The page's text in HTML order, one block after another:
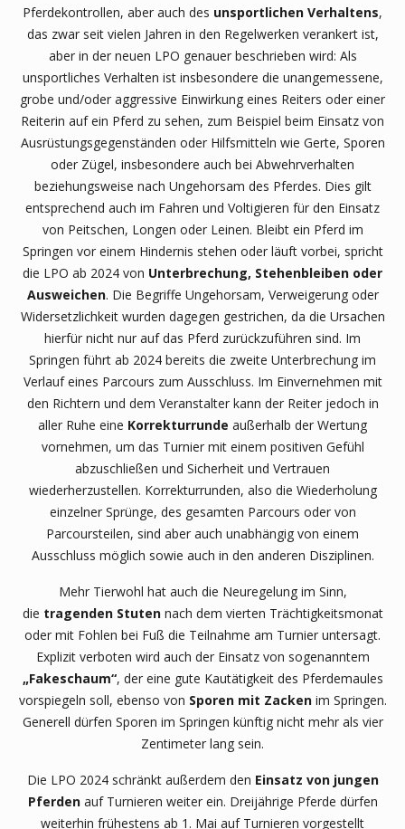
Pferdekontrollen, aber auch des unsportlichen Verhaltens,
das zwar seit vielen Jahren in den Regelwerken verankert ist,
aber in der neuen LPO genauer beschrieben wird: Als
unsportliches Verhalten ist insbesondere die unangemessene,
grobe und/oder aggressive Einwirkung eines Reiters oder einer
Reiterin auf ein Pferd zu sehen, zum Beispiel beim Einsatz von
Ausrüstungsgegenständen oder Hilfsmitteln wie Gerte, Sporen
oder Zügel, insbesondere auch bei Abwehrverhalten
beziehungsweise nach Ungehorsam des Pferdes. Dies gilt
entsprechend auch im Fahren und Voltigieren für den Einsatz
von Peitschen, Longen oder Leinen. Bleibt ein Pferd im
Springen vor einem Hindernis stehen oder läuft vorbei, spricht
die LPO ab 2024 von Unterbrechung, Stehenbleiben oder
Ausweichen. Die Begriffe Ungehorsam, Verweigerung oder
Widersetzlichkeit wurden dagegen gestrichen, da die Ursachen
hierfür nicht nur auf das Pferd zurückzuführen sind. Im
Springen führt ab 2024 bereits die zweite Unterbrechung im
Verlauf eines Parcours zum Ausschluss. Im Einvernehmen mit
den Richtern und dem Veranstalter kann der Reiter jedoch in
aller Ruhe eine Korrekturrunde außerhalb der Wertung
vornehmen, um das Turnier mit einem positiven Gefühl
abzuschließen und Sicherheit und Vertrauen
wiederherzustellen. Korrekturrunden, also die Wiederholung
einzelner Sprünge, des gesamten Parcours oder von
Parcoursteilen, sind aber auch unabhängig von einem
Ausschluss möglich sowie auch in den anderen Disziplinen.
Mehr Tierwohl hat auch die Neuregelung im Sinn,
die tragenden Stutennach dem vierten Trächtigkeitsmonat
oder mit Fohlen bei Fuß die Teilnahme am Turnier untersagt.
Explizit verboten wird auch der Einsatz von sogenanntem
„Fakeschaum“, der eine gute Kautätigkeit des Pferdemaules
vorspiegeln soll, ebenso von Sporen mit Zackenim Springen.
Generell dürfen Sporen im Springen künftig nicht mehr als vier
Zentimeter lang sein.
Die LPO 2024 schränkt außerdem den Einsatz von jungen
Pferdenauf Turnieren weiter ein. Dreijährige Pferde dürfen
weiterhin frühestens ab 1. Mai auf Turnieren vorgestellt